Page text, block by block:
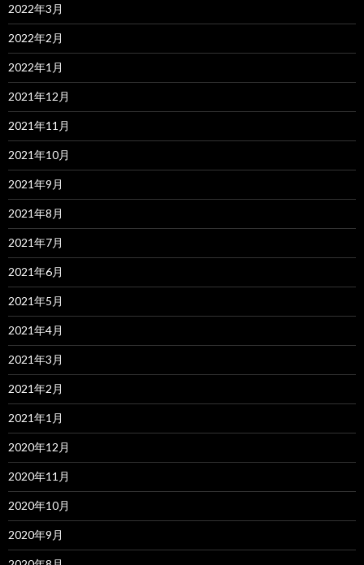
2022年3月
2022年2月
2022年1月
2021年12月
2021年11月
2021年10月
2021年9月
2021年8月
2021年7月
2021年6月
2021年5月
2021年4月
2021年3月
2021年2月
2021年1月
2020年12月
2020年11月
2020年10月
2020年9月